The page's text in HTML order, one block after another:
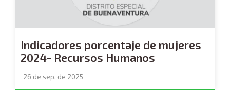
Indicadores porcentaje de mujeres
2024- Recursos Humanos
26 de sep. de 2025